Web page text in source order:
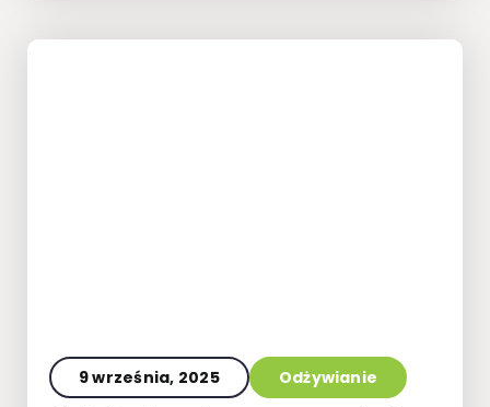
9 września, 2025 Odżywianie